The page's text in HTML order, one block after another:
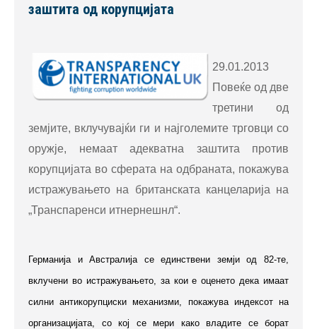
заштита од корупцијата
29.01.2013
Повеќе од две
третини од
земјите, вклучувајќи ги и најголемите трговци со
оружје, немаат адекватна заштита против
корупцијата во сферата на одбраната, покажува
истражувањето на британската канцеларија на
„Транспаренси итнернешнл“.
Германија и Австралија се единствени земји од 82-те,
вклучени во истражувањето, за кои е оценето дека имаат
силни антикорупциски механизми, покажува индексот на
организацијата, со кој се мери како владите се борат